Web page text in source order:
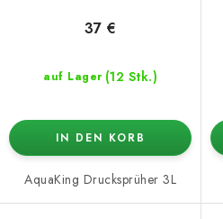
auf Lager (12 Stk.)
37 €
IN DEN KORB
AquaKing Drucksprüher 3L